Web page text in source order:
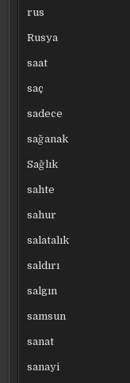
rus
Rusya
saat
saç
sadece
sağanak
Sağlık
sahte
sahur
salatalık
saldırı
salgın
samsun
sanat
sanayi